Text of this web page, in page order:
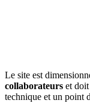
Le site est
collaborateurs et
technique et un point